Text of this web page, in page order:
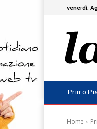
venerdì,
Primo
Home